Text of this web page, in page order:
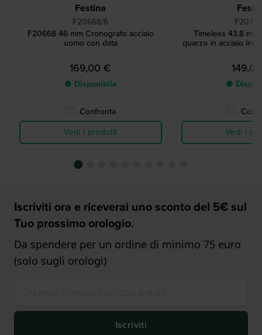
Festina
F20668/6
F20668 46 mm Cronografo acciaio
uomo con data
169,00 €
● Disponibile
Confronta
Vedi i prodotti
Timeless 43.8
quarzo in acciaio
●
Vedi i
Iscriviti ora e riceverai uno sconto del 5€ sul
Tuo prossimo orologio.
Da spendere per un ordine di minimo 75 euro
(solo sugli orologi)
Iscriviti